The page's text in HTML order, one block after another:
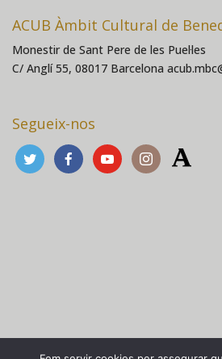
ACUB Àmbit Cultural de
Monestir de Sant Pere de les Puel·les
C/ Anglí 55, 08017 Barcelona
Segueix-nos